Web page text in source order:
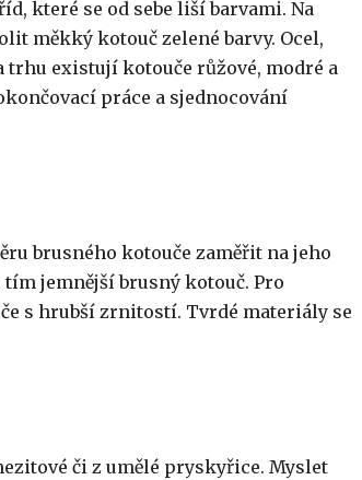
které se od sebe liší barvami. Na
měkký kotouč zelené barvy. Ocel,
trhu existují kotouče růžové, modré a
práce a sjednocování
brusného kotouče zaměřit na jeho
jemnější brusný kotouč. Pro
s hrubší zrnitostí. Tvrdé materiály se
či z umělé pryskyřice. Myslet